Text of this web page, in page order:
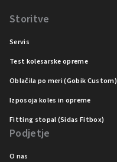
Storitve
Servis
Test kolesarske opreme
Oblačila po meri (Gobik Custom)
Izposoja koles in opreme
Fitting stopal (Sidas Fitbox)
Podjetje
O nas